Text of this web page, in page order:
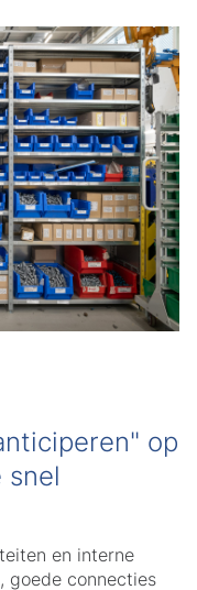
op
snel
en interne
goede connecties